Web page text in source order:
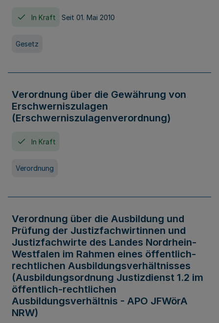
In Kraft Seit 01. Mai 2010
Gesetz
Verordnung über die Gewährung von
Erschwerniszulagen
(Erschwerniszulagenverordnung)
In Kraft
Verordnung
Verordnung über die Ausbildung und
Prüfung der Justizfachwirtinnen und
Justizfachwirte des Landes Nordrhein-
Westfalen im Rahmen eines öffentlich-
rechtlichen Ausbildungsverhältnisses
(Ausbildungsordnung Justizdienst 1.2 im
öffentlich-rechtlichen
Ausbildungsverhältnis - APO JFWörA
NRW)